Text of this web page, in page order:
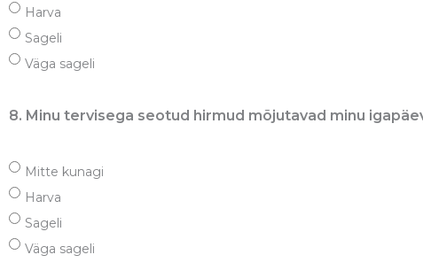
Harva
Sageli
Väga sageli
8. Minu tervisega seotud hirmud mõjutavad minu
Mitte kunagi
Harva
Sageli
Väga sageli